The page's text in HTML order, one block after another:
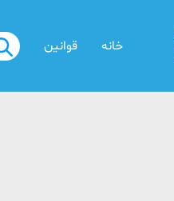
قوانین خانه